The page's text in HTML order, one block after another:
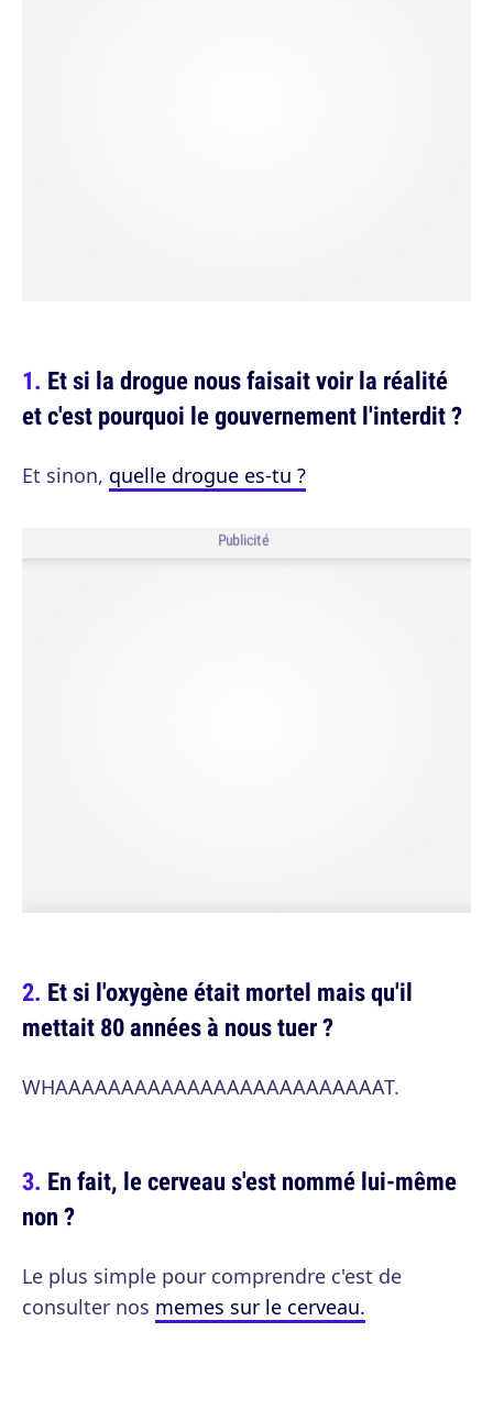
Et si la drogue nous faisait voir la réalité
et c'est pourquoi le gouvernement l'interdit ?
Et sinon, quelle drogue es-tu ?
Publicité
Et si l'oxygène était mortel mais qu'il
mettait 80 années à nous tuer ?
WHAAAAAAAAAAAAAAAAAAAAAAAAAT.
En fait, le cerveau s'est nommé lui-même
non ?
Le plus simple pour comprendre c'est de
consulter nos memes sur le cerveau.